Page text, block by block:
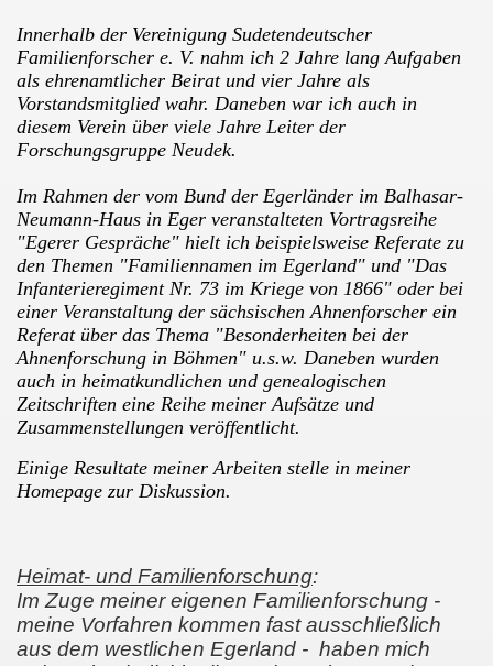
Innerhalb der Vereinigung Sudetendeutscher
Familienforscher e. V. nahm ich 2 Jahre lang Aufgaben
als ehrenamtlicher Beirat und vier Jahre als
Vorstandsmitglied wahr. Daneben war ich auch in
diesem Verein über viele Jahre Leiter der
Forschungsgruppe Neudek.
Im Rahmen der vom Bund der Egerländer im Balhasar-
Neumann-Haus in Eger veranstalteten Vortragsreihe
"Egerer Gespräche" hielt ich beispielsweise Referate zu
den Themen "Familiennamen im Egerland" und "Das
Infanterieregiment Nr. 73 im Kriege von 1866" oder bei
einer Veranstaltung der sächsischen Ahnenforscher ein
Referat über das Thema "Besonderheiten bei der
Ahnenforschung in Böhmen" u.s.w. Daneben wurden
auch in heimatkundlichen und genealogischen
Zeitschriften eine Reihe meiner Aufsätze und
Zusammenstellungen veröffentlicht.
Einige Resultate meiner Arbeiten stelle in meiner
Homepage zur Diskussion.
Heimat- und Familienforschung:
Im Zuge meiner eigenen Familienforschung -
meine Vorfahren kommen fast ausschließlich
aus dem westlichen Egerland - haben mich